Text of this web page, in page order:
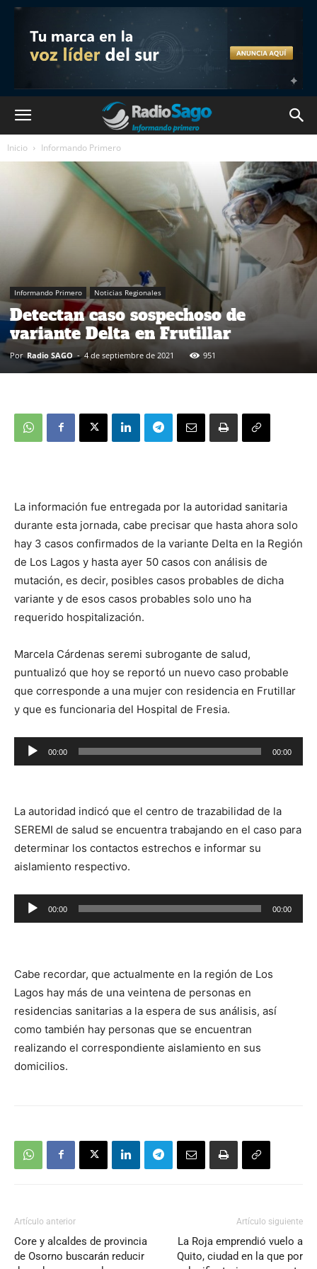
Inicio Informando Primero
Informando Primero Noticias Regionales
Detectan caso sospechoso de
variante Delta en Frutillar
Por Radio SAGO - 4 de septiembre de 2021 951
La información fue entregada por la autoridad sanitaria
durante esta jornada, cabe precisar que hasta ahora solo
hay 3 casos confirmados de la variante Delta en la Región
de Los Lagos y hasta ayer 50 casos con análisis de
mutación, es decir, posibles casos probables de dicha
variante y de esos casos probables solo uno ha
requerido hospitalización.
Marcela Cárdenas seremi subrogante de salud,
puntualizó que hoy se reportó un nuevo caso probable
que corresponde a una mujer con residencia en Frutillar
y que es funcionaria del Hospital de Fresia.
Reproductor
de
00:00 00:00
La autoridad indicó que el centro de trazabilidad de la
SEREMI de salud se encuentra trabajando en el caso para
determinar los contactos estrechos e informar su
aislamiento respectivo.
Reproductor
de
00:00 00:00
Cabe recordar, que actualmente en la región de Los
Lagos hay más de una veintena de personas en
residencias sanitarias a la espera de sus análisis, así
como también hay personas que se encuentran
realizando el correspondiente aislamiento en sus
domicilios.
Artículo anterior
Core y alcaldes de provincia
de Osorno buscarán reducir
Artículo siguiente
La Roja emprendió vuelo a
Quito, ciudad en la que por